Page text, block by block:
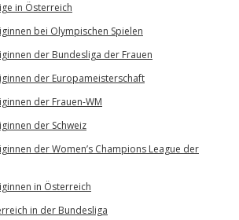
in Österreich
bei Olympischen Spielen
der Bundesliga der Frauen
der Europameisterschaft
der Frauen-WM
der Schweiz
der Women’s Champions League der
in Österreich
in der Bundesliga